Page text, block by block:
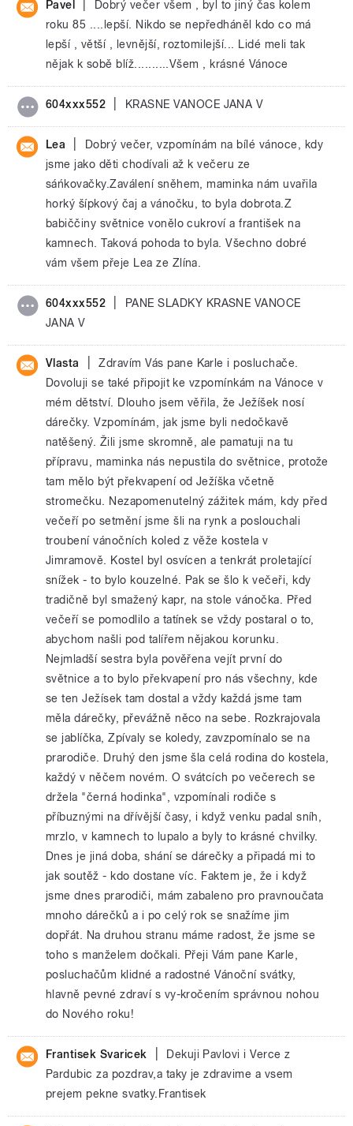
Pavel
Dobrý večer všem , byl to jiný čas kolem
roku 85 ....lepší. Nikdo se nepředháněl kdo co má
lepší , větší , levnější, roztomilejší... Lidé meli tak
nějak k sobě blíž..........Všem , krásné Vánoce
604xxx552 KRASNE VANOCE JANA V
Lea
Dobrý večer, vzpomínám na bílé vánoce, kdy
jsme jako děti chodívali až k večeru ze
sáńkovačky.Zaválení sněhem, maminka nám uvařila
horký šípkový čaj a vánočku, to byla dobrota.Z
babiččiny světnice vonělo cukroví a františek na
kamnech. Taková pohoda to byla. Všechno dobré
vám všem přeje Lea ze Zlína.
604xxx552
PANE SLADKY KRASNE VANOCE
JANA V
Vlasta
Zdravím Vás pane Karle i posluchače.
Dovoluji se také připojit ke vzpomínkám na Vánoce v
mém dětství. Dlouho jsem věřila, že Ježíšek nosí
dárečky. Vzpomínám, jak jsme byli nedočkavě
natěšený. Žili jsme skromně, ale pamatuji na tu
přípravu, maminka nás nepustila do světnice, protože
tam mělo být překvapení od Ježíška včetně
stromečku. Nezapomenutelný zážitek mám, kdy před
večeří po setmění jsme šli na rynk a poslouchali
troubení vánočních koled z věže kostela v
Jimramově. Kostel byl osvícen a tenkrát proletající
snížek - to bylo kouzelné. Pak se šlo k večeři, kdy
tradičně byl smažený kapr, na stole vánočka. Před
večeří se pomodlilo a tatínek se vždy postaral o to,
abychom našli pod talířem nějakou korunku.
Nejmladší sestra byla pověřena vejít první do
světnice a to bylo překvapení pro nás všechny, kde
se ten Ježísek tam dostal a vždy každá jsme tam
měla dárečky, převážně něco na sebe. Rozkrajovala
se jablíčka, Zpívaly se koledy, zavzpomínalo se na
prarodiče. Druhý den jsme šla celá rodina do kostela,
každý v něčem novém. O svátcích po večerech se
držela "černá hodinka", vzpomínali rodiče s
příbuznými na dřívější časy, i když venku padal sníh,
mrzlo, v kamnech to lupalo a byly to krásné chvilky.
Dnes je jiná doba, shání se dárečky a připadá mi to
jak soutěž - kdo dostane víc. Faktem je, že i když
jsme dnes prarodiči, mám zabaleno pro pravnoučata
mnoho dárečků a i po celý rok se snažíme jim
dopřát. Na druhou stranu máme radost, že jsme se
toho s manželem dočkali. Přeji Vám pane Karle,
posluchačům klidné a radostné Vánoční svátky,
hlavně pevné zdraví s vy-kročením správnou nohou
do Nového roku!
Frantisek Svaricek
Dekuji Pavlovi i Verce z
Pardubic za pozdrav,a taky je zdravime a vsem
prejem pekne svatky.Frantisek